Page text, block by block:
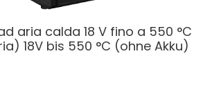
aria calda 18 V fino a 550 °C
18V bis 550 °C (ohne Akku)